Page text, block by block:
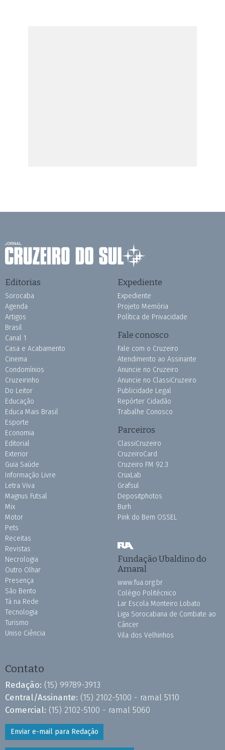
Editorias
Sorocaba
Agenda
Artigos
Brasil
Canal 1
Casa e Acabamento
Cinema
Condomínios
Cruzeirinho
Do Leitor
Educação
Educa Mais Brasil
Esporte
Economia
Editorial
Exterior
Guia Saúde
Informação Livre
Letra Viva
Magnus Futsal
Mix
Motor
Pets
Receitas
Revistas
Necrologia
Outro Olhar
Presença
São Bento
Tá na Rede
Tecnologia
Turismo
Uniso Ciência
Expediente
Expediente
Projeto Memória
Política de Privacidade
Fale conosco
Fale com o Cruzeiro
Atendimento ao Assinante
Anuncie no Cruzeiro
Anuncie no ClassiCruzeiro
Publicidade Legal
Repórter Cidadão
Trabalhe Conosco
Parceiros
ClassiCruzeiro
CruzeiroCard
Cruzeiro FM 92.3
CruxLab
Grafsul
Depositphotos
Burh
Pink do Bem OSSEL
Fundação Ubaldino do
Amaral
www.fua.org.br
Colégio Politécnico
Lar Escola Monteiro Lobato
Liga Sorocabana de Combate ao
Câncer
Vila dos Velhinhos
Contato
Redação: (15) 99789-3913
Central/Assinante: (15) 2102-5100 - ramal 5110
Comercial: (15) 2102-5100 - ramal 5060
Enviar e-mail para Redação